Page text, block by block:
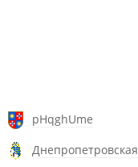
pHqghUme
Днепропетровская